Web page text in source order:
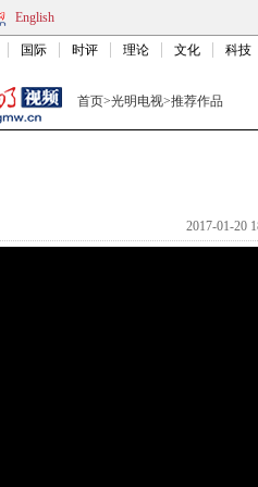
English
国际 时评 理论 文化 科技
首页>光明电视>推荐作品
2017-01-20